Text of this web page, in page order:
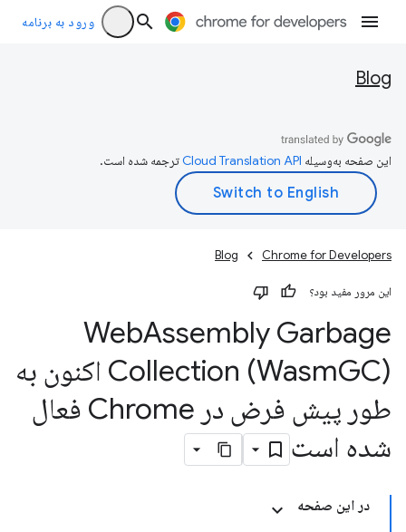
ورود به برنامه
Blog
این صفحه به‌وسیله ترجمه شده است.
Chrome for Developers
Blog
این مرور مفید بود؟
WebAssembly Garbage
Collection (Wasm GC) اکنون به
طور پیش فرض در Chrome فعال
شده است
در این صفحه